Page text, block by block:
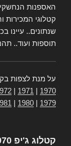
האספנות
קטלוגי המכירות
שנתונים.. עיינו
תוספות ועוד..
על מנת לצפות
1970
1971
1979
1980
קטלוג ג'יפ 1970